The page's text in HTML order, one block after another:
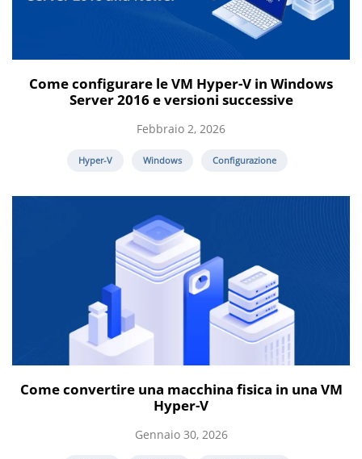
Come configurare le VM Hyper-V in Windows
Server 2016 e versioni successive
Febbraio 2, 2026
Hyper-V Windows Configurazione
Come convertire una macchina fisica in una VM
Hyper-V
Gennaio 30, 2026